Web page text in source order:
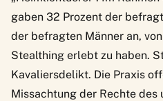
gaben 32 Prozent der
der befragten Männer an,
Stealthing erlebt zu haben.
Kavaliersdelikt. Die Praxis
Missachtung der Rechte